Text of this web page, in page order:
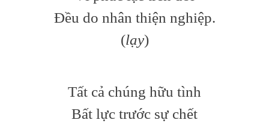
Đều do nhân thiện nghiệp.
(lạy)
Tất cả chúng hữu tình
Bất lực trước sự chết